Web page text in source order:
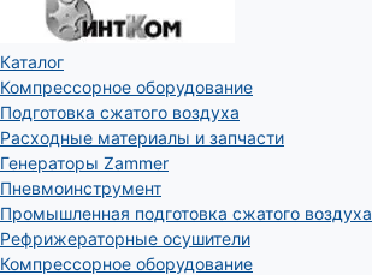
Каталог
Компрессорное оборудование
Подготовка сжатого воздуха
Расходные материалы и запчасти
Генераторы Zammer
Пневмоинструмент
Промышленная подготовка сжатого воздуха
Рефрижераторные осушители
Компрессорное оборудование